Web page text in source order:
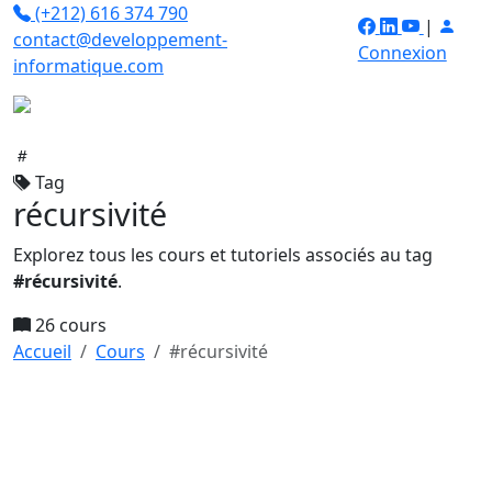
(+212) 616 374 790
contact@developpement-
informatique.com
|
Connexion
Tag
récursivité
Explorez tous les cours et tutoriels associés au tag
#récursivité.
26 cours
Accueil
Cours #récursivité